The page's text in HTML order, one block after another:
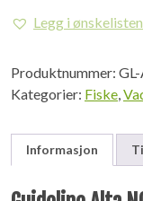
Boot
antall
Legg i ønskelisten
Produktnummer:
Kategorier: Fiske,
Informasjon